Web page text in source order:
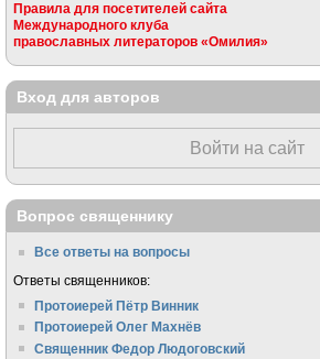
Правила для посетителей сайта
Международного клуба
православных литераторов «Омилия»
Вход для авторов
Войти на сайт
Вопрос священнику
Все ответы на вопросы
Ответы священников:
Протоиерей Пётр Винник
Протоиерей Олег Махнёв
Священник Федор Людоговский